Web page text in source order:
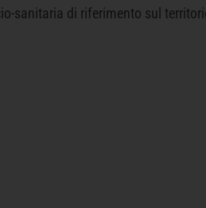
sanitaria di riferimento sul